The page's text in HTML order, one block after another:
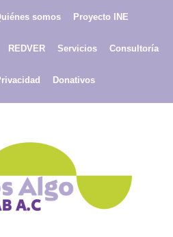
somos Proyecto INE
REDVER Servicios Consultoría
Donativos